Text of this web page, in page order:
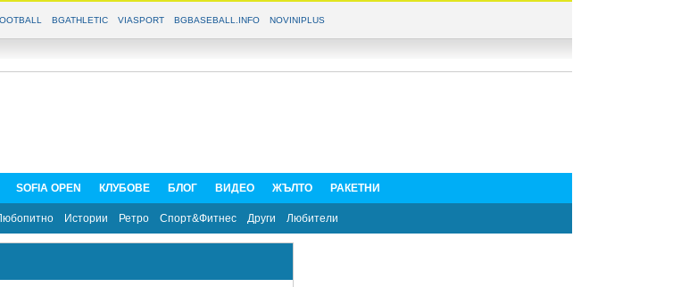
BGATHLETIC VIASPORT BGBASEBALL.INFO NOVINIPLUS
SOFIA OPEN КЛУБОВЕ БЛОГ ВИДЕО ЖЪЛТО РАКЕТНИ
Истории Ретро Спорт&Фитнес Други Любители